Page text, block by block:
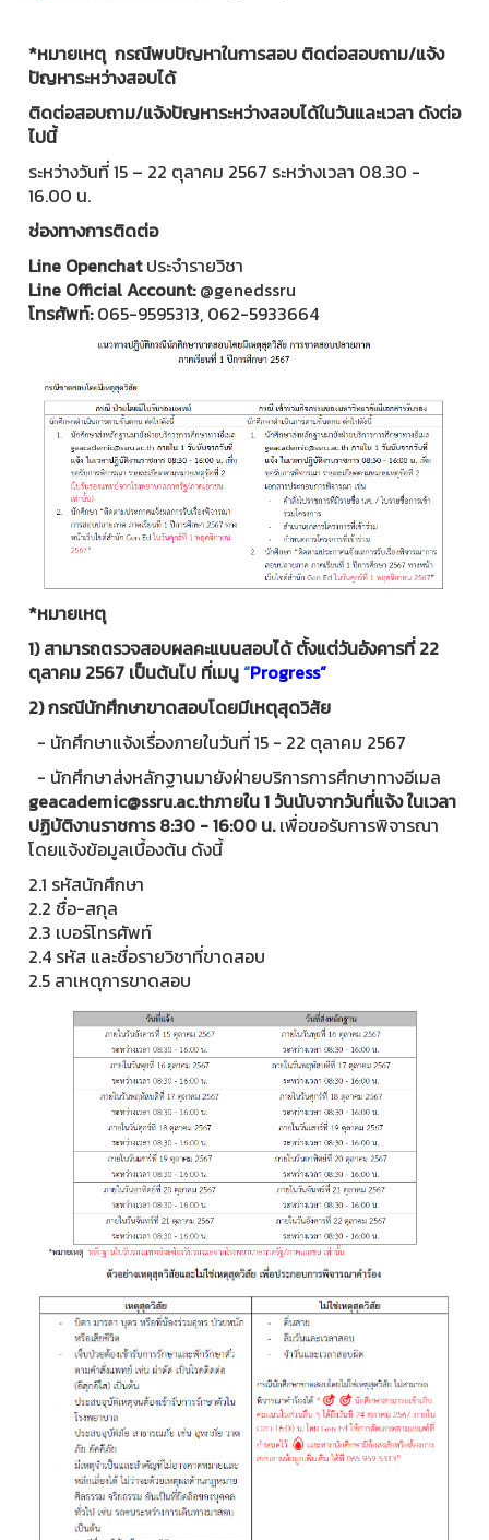
*หมายเหตุ กรณีพบปัญหาในการสอบ ติดต่อสอบถาม/แจ้ง
ปัญหาระหว่างสอบได้
ติดต่อสอบถาม/แจ้งปัญหาระหว่างสอบได้ในวันและเวลา ดังต่อ
ไปนี้
ระหว่างวันที่ 15 – 22 ตุลาคม 2567 ระหว่างเวลา 08.30 -
16.00 น.
ช่องทางการติดต่อ
Line Openchatประจำรายวิชา
Line Official Account:@genedssru
โทรศัพท์:065-9595313, 062-5933664
*หมายเหตุ
1) สามารถตรวจสอบผลคะแนนสอบได้ ตั้งแต่วันอังคารที่ 22
ตุลาคม 2567 เป็นต้นไป ที่เมนู“Progress”
2) กรณีนักศึกษาขาดสอบโดยมีเหตุสุดวิสัย
- นักศึกษาแจ้งเรื่องภายในวันที่ 15 - 22 ตุลาคม 2567
- นักศึกษาส่งหลักฐานมายังฝ่ายบริการการศึกษาทางอีเมล
geacademic@ssru.ac.thภายใน 1 วันนับจากวันที่แจ้งในเวลา
ปฏิบัติงานราชการ 8:30 - 16:00 น.เพื่อขอรับการพิจารณา
โดยแจ้งข้อมูลเบื้องต้น ดังนี้
2.1 รหัสนักศึกษา
2.2 ชื่อ-สกุล
2.3 เบอร์โทรศัพท์
2.4 รหัส และชื่อรายวิชาที่ขาดสอบ
2.5 สาเหตุการขาดสอบ